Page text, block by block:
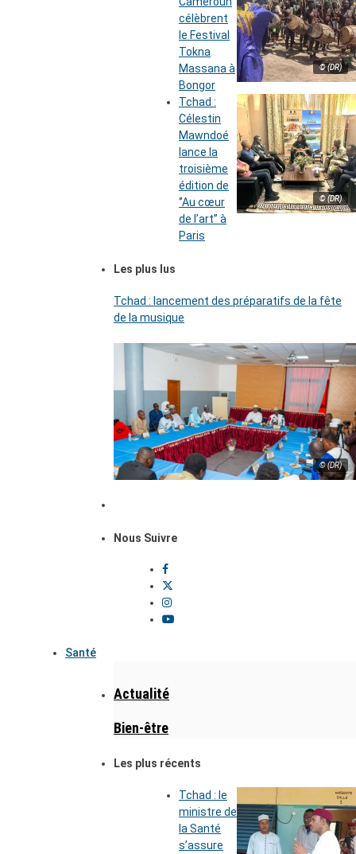
© (DR)
célèbrent
le Festival
Tokna
Massana à
Bongor
© (DR)
Tchad :
Célestin
Mawndoé
lance la
troisième
édition de
‘’Au cœur
de l’art’’ à
Paris
Les plus lus
Tchad : lancement des préparatifs de la fête
de la musique
© (DR)
Nous Suivre
Santé
Actualité
Bien-être
Les plus récents
Tchad : le
ministre de
la Santé
s’assure